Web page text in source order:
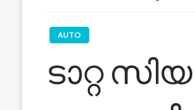
AUTO
ടാറ്റ